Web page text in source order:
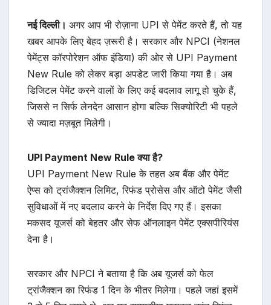
नई दिल्ली। अगर आप भी रोज़ाना UPI से पेमेंट करते हैं, तो यह
खबर आपके लिए बेहद ज़रूरी है। सरकार और NPCI (नेशनल
पेमेंट्स कॉरपोरेशन ऑफ इंडिया) की ओर से UPI Payment
New Rule को लेकर बड़ा अपडेट जारी किया गया है। अब
डिजिटल पेमेंट करने वालों के लिए कई बदलाव लागू हो चुके हैं,
जिससे न सिर्फ लेनदेन आसान होगा बल्कि सिक्योरिटी भी पहले
से ज्यादा मज़बूत मिलेगी।
UPI Payment New Rule क्या है?
UPI Payment New Rule के तहत अब बैंक और पेमेंट
ऐप्स को ट्रांजैक्शन लिमिट, रिफंड प्रोसेस और ऑटो पेमेंट जैसी
सुविधाओं में नए बदलाव करने के निर्देश दिए गए हैं। इसका
मकसद यूजर्स को बेहतर और सेफ ऑनलाइन पेमेंट एक्सपीरियंस
देना है।
सरकार और NPCI ने बताया है कि अब यूजर्स को फेल
ट्रांजैक्शन का रिफंड 1 दिन के भीतर मिलेगा। पहले जहां इसमें